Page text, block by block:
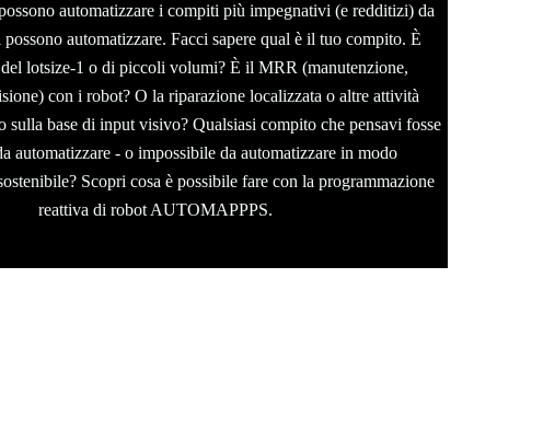
automatizzare i compiti più impegnativi (e redditizi) da
automatizzare. Facci sapere qual è il tuo compito. È
lotsize-1 o di piccoli volumi? È il MRR (manutenzione,
con i robot? O la riparazione localizzata o altre attività
sulla base di input visivo? Qualsiasi compito che pensavi fosse
automatizzare - o impossibile da automatizzare in modo
Scopri cosa è possibile fare con la programmazione
reattiva di robot AUTOMAPPPS.